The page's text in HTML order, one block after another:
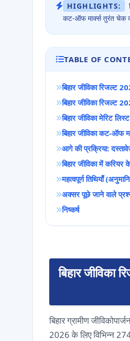
HIGHLIGHTS:
कट-ऑफ मार्क्स तुरंत चेक
TABLE OF
बिहार जीविका रिजल्ट
बिहार जीविका रिजल्ट
बिहार जीविका मेरिट
बिहार जीविका कट-ऑफ
आगे की प्रक्रिया:
बिहार जीविका में
महत्वपूर्ण तिथियाँ
अक्सर पूछे जाने वाले
निष्कर्ष
बिहार
बिहार ग्रामीण
2026 के लिए विभिन्न